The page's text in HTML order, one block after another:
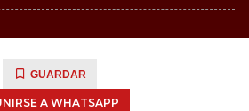
GUARDAR
A WHATSAPP